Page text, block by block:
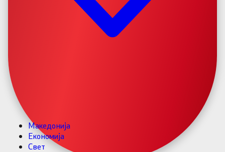
Македонија
Економија
Свет